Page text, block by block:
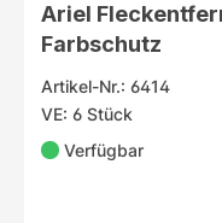
Ariel
Farbschutz
Artikel-Nr.: 6414
VE: 6 Stück
Verfügbar